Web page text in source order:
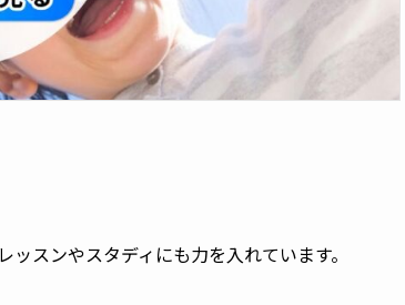
スンやスタディにも力を入れています。